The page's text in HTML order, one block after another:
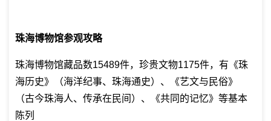
珠海博物馆参观攻略
珠海博物馆藏品数15489件，珍贵文物1175件，有《珠
海历史》（海洋纪事、珠海通史）、《艺文与民俗》
（古今珠海人、传承在民间）、《共同的记忆》等基本
陈列